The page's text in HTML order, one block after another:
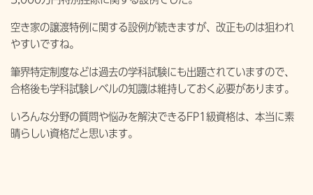
空き家の譲渡特例に関する設例が続きますが、改正ものは狙われ
やすいですね。
筆界特定制度などは過去の学科試験にも出題されていますので、
合格後も学科試験レベルの知識は維持しておく必要があります。
いろんな分野の質問や悩みを解決できるFP1級資格は、本当に素
晴らしい資格だと思います。